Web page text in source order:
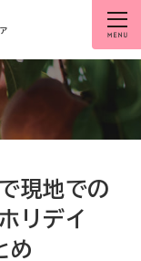
現地での
リデイ
め